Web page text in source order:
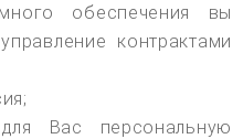
обеспечения вы
контрактами
Вас персональную